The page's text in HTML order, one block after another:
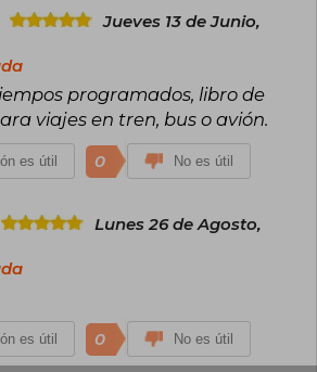
Jueves 13 de Junio,
programados, libro de
viajes en tren, bus o avión.
es útil 0 No es útil
Lunes 26 de Agosto,
es útil 0 No es útil